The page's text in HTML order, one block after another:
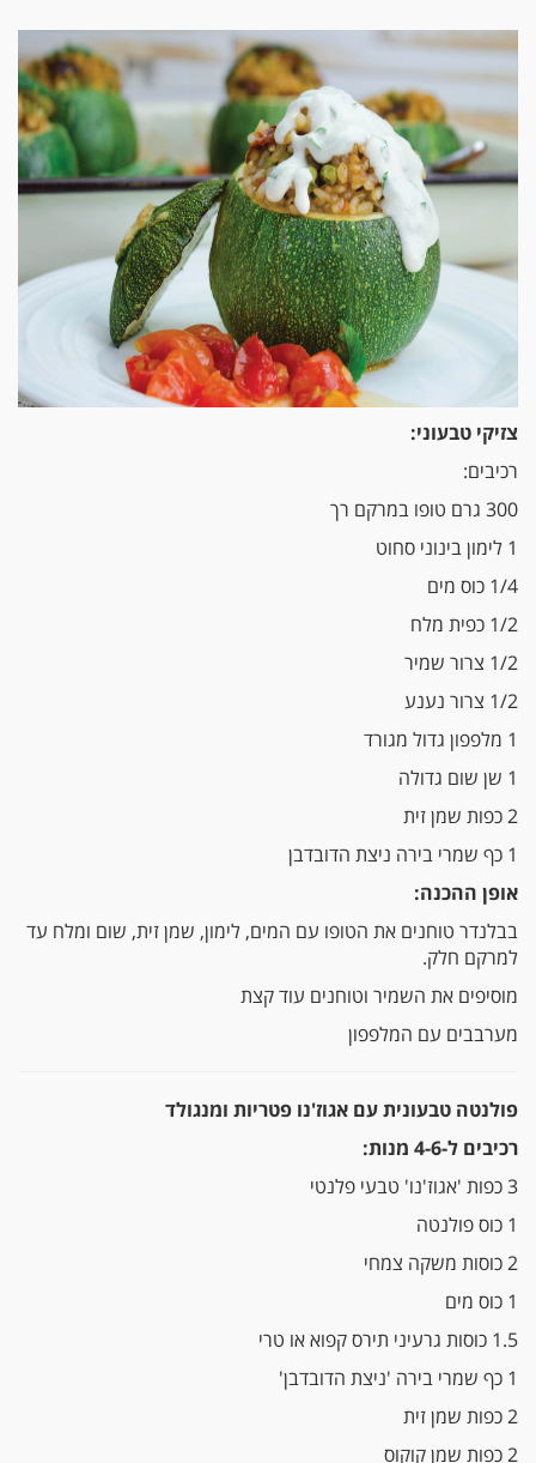
צזיקי טבעוני:
רכיבים:
300 גרם טופו במרקם רך
1 לימון בינוני סחוט
1/4 כוס מים
1/2 כפית מלח
1/2 צרור שמיר
1/2 צרור נענע
1 מלפפון גדול מגורד
1 שן שום גדולה
2 כפות שמן זית
1 כף שמרי בירה ניצת הדובדבן
אופן ההכנה:
בבלנדר טוחנים את הטופו עם המים, לימון, שמן זית, שום ומלח עד
למרקם חלק.
מוסיפים את השמיר וטוחנים עוד קצת
מערבבים עם המלפפון
פולנטה טבעונית עם אגוז'נו פטריות ומנגולד
רכיבים ל-4-6 מנות:
3 כפות 'אגוז'נו' טבעי פלנטי
1 כוס פולנטה
2 כוסות משקה צמחי
1 כוס מים
1.5 כוסות גרעיני תירס קפוא או טרי
1 כף שמרי בירה 'ניצת הדובדבן'
2 כפות שמן זית
2 כפות שמן קוקוס